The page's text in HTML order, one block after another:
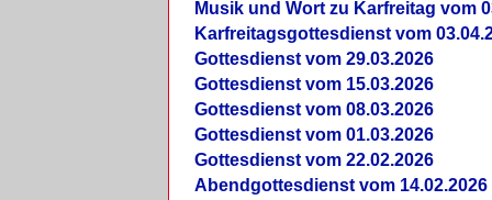
Musik und Wort zu Karfreitag vom
Karfreitagsgottesdienst vom
Gottesdienst vom 29.03.2026
Gottesdienst vom 15.03.2026
Gottesdienst vom 08.03.2026
Gottesdienst vom 01.03.2026
Gottesdienst vom 22.02.2026
Abendgottesdienst vom 14.02.2026